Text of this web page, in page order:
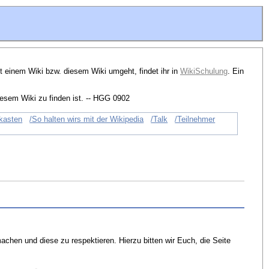
einem Wiki bzw. diesem Wiki umgeht, findet ihr in WikiSchulung . Ein
Wiki zu finden ist. -- HGG 0902
/So halten wirs mit der Wikipedia /Talk
/Teilnehmer
und diese zu respektieren. Hierzu bitten wir Euch, die Seite